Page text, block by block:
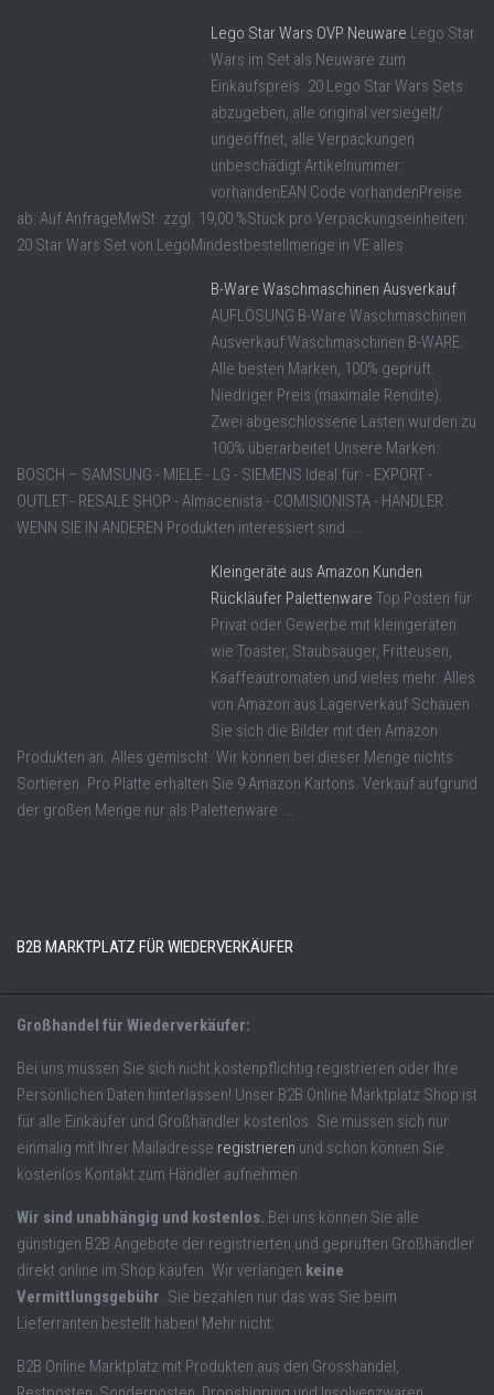
Lego Star Wars OVP Neuware Lego Star
Wars im Set als Neuware zum
Einkaufspreis. 20 Lego Star Wars Sets
abzugeben, alle original versiegelt/
ungeöffnet, alle Verpackungen
unbeschädigt Artikelnummer:
vorhandenEAN Code vorhandenPreise
ab: Auf AnfrageMwSt. zzgl. 19,00 %Stück pro Verpackungseinheiten:
20 Star Wars Set von LegoMindestbestellmenge in VE alles
B-Ware Waschmaschinen Ausverkauf
AUFLÖSUNG B-Ware Waschmaschinen
Ausverkauf Waschmaschinen B-WARE.
Alle besten Marken, 100% geprüft.
Niedriger Preis (maximale Rendite).
Zwei abgeschlossene Lasten wurden zu
100% überarbeitet Unsere Marken:
BOSCH – SAMSUNG - MIELE - LG - SIEMENS Ideal für: - EXPORT -
OUTLET - RESALE SHOP - Almacenista - COMISIONISTA - HÄNDLER
WENN SIE IN ANDEREN Produkten interessiert sind ...
Kleingeräte aus Amazon Kunden
Rückläufer Palettenware Top Posten für
Privat oder Gewerbe mit kleingeräten
wie Toaster, Staubsauger, Fritteusen,
Kaaffeautromaten und vieles mehr. Alles
von Amazon aus Lagerverkauf Schauen
Sie sich die Bilder mit den Amazon
Produkten an. Alles gemischt. Wir können bei dieser Menge nichts
Sortieren. Pro Platte erhalten Sie 9 Amazon Kartons. Verkauf aufgrund
der großen Menge nur als Palettenware ...
B2B MARKTPLATZ FÜR WIEDERVERKÄUFER
Großhandel für Wiederverkäufer:
Bei uns müssen Sie sich nicht kostenpflichtig registrieren oder Ihre
Persönlichen Daten hinterlassen! Unser B2B Online Marktplatz Shop ist
für alle Einkäufer und Großhändler kostenlos. Sie müssen sich nur
einmalig mit Ihrer Mailadresse registrieren und schon können Sie
kostenlos Kontakt zum Händler aufnehmen.
Wir sind unabhängig und kostenlos. Bei uns können Sie alle
günstigen B2B Angebote der registrierten und geprüften Großhändler
direkt online im Shop kaufen. Wir verlangen keine
Vermittlungsgebühr. Sie bezahlen nur das was Sie beim
Lieferranten bestellt haben! Mehr nicht.
B2B Online Marktplatz mit Produkten aus den Grosshandel,